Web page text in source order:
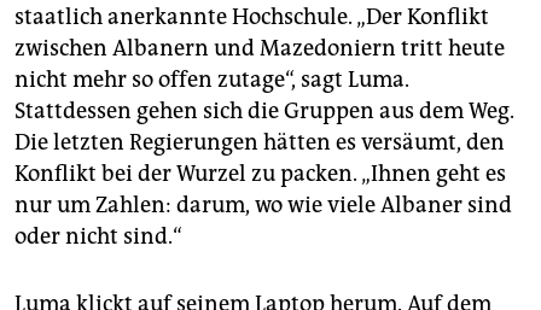
staatlich anerkannte Hochschule. „Der Konflikt
zwischen Albanern und Mazedoniern tritt heute
nicht mehr so offen zutage“, sagt Luma.
Stattdessen gehen sich die Gruppen aus dem Weg.
Die letzten Regierungen hätten es versäumt, den
Konflikt bei der Wurzel zu packen. „Ihnen geht es
nur um Zahlen: darum, wo wie viele Albaner sind
oder nicht sind.“
Luma klickt auf seinem Laptop herum. Auf dem